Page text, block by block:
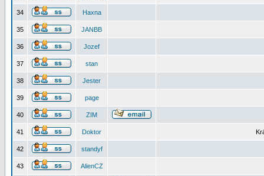
34 Haxna
35 JANBB
36 Jozef
37 stan
38 Jester
39 page
40 ZIM
41 Doktor
42 standyf
43 AlienCZ